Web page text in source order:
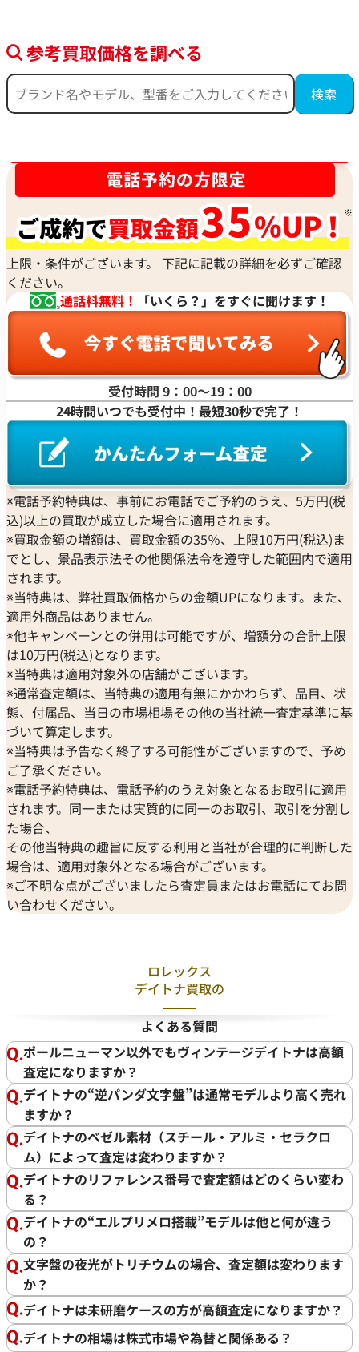
参考買取価格を調べる
上限・条件がございます。 下記に記載の詳細を必ずご確認
ください。
通話料無料！
「いくら？」をすぐに聞けます！
受付時間 9：00〜19：00
24時間いつでも受付中！最短30秒で完了！
※電話予約特典は、事前にお電話でご予約のうえ、5万円(税
込)以上の買取が成立した場合に適用されます。
※買取金額の増額は、買取金額の35％、上限10万円(税込)ま
でとし、景品表示法その他関係法令を遵守した範囲内で適用
されます。
※当特典は、弊社買取価格からの金額UPになります。また、
適用外商品はありません。
※他キャンペーンとの併用は可能ですが、増額分の合計上限
は10万円(税込)となります。
※当特典は適用対象外の店舗がございます。
※通常査定額は、当特典の適用有無にかかわらず、品目、状
態、付属品、当日の市場相場その他の当社統一査定基準に基
づいて算定します。
※当特典は予告なく終了する可能性がございますので、予め
ご了承ください。
※電話予約特典は、電話予約のうえ対象となるお取引に適用
されます。同一または実質的に同一のお取引、取引を分割し
た場合、
その他当特典の趣旨に反する利用と当社が合理的に判断した
場合は、適用対象外となる場合がございます。
※ご不明な点がございましたら査定員またはお電話にてお問
い合わせください。
ロレックス
デイトナ買取の
よくある質問
ポールニューマン以外でもヴィンテージデイトナは高額
査定になりますか？
デイトナの“逆パンダ文字盤”は通常モデルより高く売れ
ますか？
デイトナのベゼル素材（スチール・アルミ・セラクロ
ム）によって査定は変わりますか？
デイトナのリファレンス番号で査定額はどのくらい変わ
る？
デイトナの“エルプリメロ搭載”モデルは他と何が違う
の？
文字盤の夜光がトリチウムの場合、査定額は変わります
か？
デイトナは未研磨ケースの方が高額査定になりますか？
デイトナの相場は株式市場や為替と関係ある？